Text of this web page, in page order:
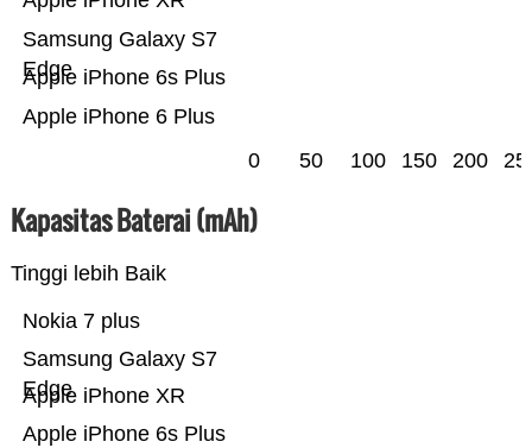
Apple iPhone 6 Plus
Apple iPhone 6s Plus
Samsung Galaxy S7
Edge
0 50 100 150 200
Kapasitas Baterai (mAh)
Tinggi lebih Baik
Apple iPhone 6s Plus
Apple iPhone XR
Samsung Galaxy S7
Edge
Nokia 7 plus